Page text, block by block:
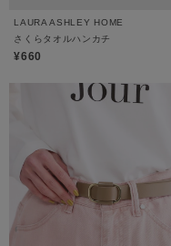
LAURA ASHLEY HOME
さくらタオルハンカチ
¥660